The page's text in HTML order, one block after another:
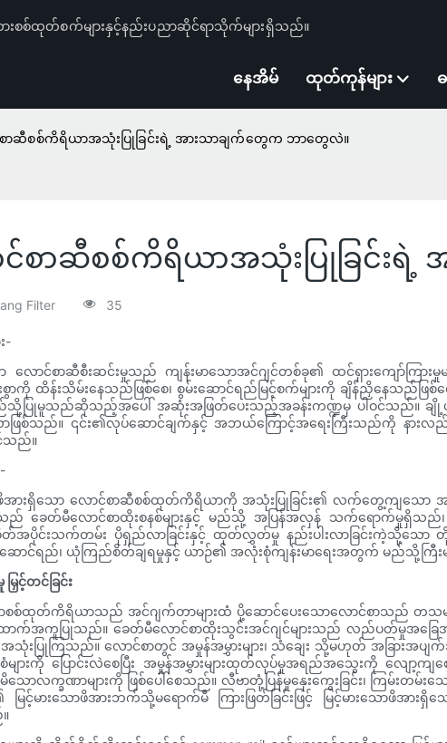
းစစ်ထုတ်စက်များနှင့်နည်းပညာဆိုင်ရာသိုက်များရှိသည်။
နေအိမ် ထုတ်ကုန်များ
စာဆီစစ်ကိရိယာအသုံးပြုခြင်းရဲ့ အားသာချက်တွေက ဘာတွေလဲ။
င်စာဆီစစ်ကိရိယာအသုံးပြုခြင်း
Filter 35
-
လောင်စာဆီစီးဆင်းမှုသည် ကျန်းမာသောအင်ဂျင်တစ်ခု၏ ထင်ရှားကျော်ကြာ
းစွာကို ထိန်းသိမ်းနေသည်ဖြစ်စေ၊ စွမ်းဆောင်ရည်မြင့်စက်များကို ချိန်ညှိနေ
ပြုမူသည်ဆိုသည့်အပေါ် အဆုံးအဖြတ်ပေးသည့်အခန်းကဏ္ဍမှ ပါဝင်သည်။ ချို့
စ်သည်။ ၎င်း၏လုပ်ဆောင်ချက်နှင့် အဘယ်ကြောင့်အရေးကြီးသည်ကို နားလည်
င်သည်။
အားရှိသော လောင်စာဆီစစ်ထုတ်ကိရိယာကို အသုံးပြုခြင်း၏ လက်တွေ့ကျသော အက
ခေတ်မီလောင်စာထိုးစနစ်များနှင့် မည်သို့ အပြန်အလှန် သက်ရောက်မှုရှိသည်၊ ၎
တ်အပိုင်းသက်တမ်း ပိုရှည်လာခြင်းနှင့် ထုတ်လွှတ်မှု နည်းပါးလာခြင်းကဲ့သို့သော
ာင်ရည်၊ ယုံကြည်စိတ်ချရမှုနှင့် ယာဉ်၏ အလုံးစုံကျန်းမာရေးအတွက် မည်သို့ကြီ
ြှင့်တင်ခြင်း
စာစစ်ထုတ်ကိရိယာသည် အင်ဂျက်တာများထံ ပို့ဆောင်ပေးသောလောင်စာသည် တသမ
အကူပြုသည်။ ခေတ်မီလောင်စာထိုးသွင်းအင်ဂျင်များသည် လည်ပတ်မှုအခြ
သုံးပြုကြသည်။ လောင်စာတွင် အမှုန်အမွှားများ၊ သံချေး သို့မဟုတ် အခြားအပ
းပုံစံများကို ပြောင်းလဲစေပြီး အမှုန်အမွှားများထုတ်လုပ်မှုအရည်အသွေးကို လ
သောလက္ခဏာများကို ဖြစ်ပေါ်စေသည်။ လီဗာတုံ့ပြန်မှုနှေးကွေးခြင်း၊ ကြမ်းတမ်းသော
မြင့်မားသောဖိအားဘက်သို့မရောက်မီ ကြားဖြတ်ခြင်းဖြင့် မြင့်မားသေ